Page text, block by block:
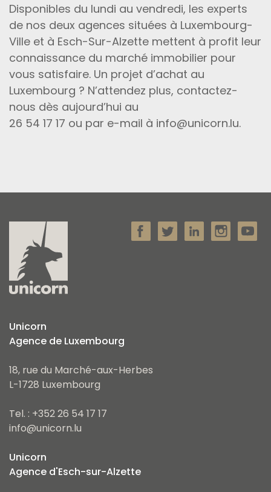
Disponibles du lundi au vendredi, les experts
de nos deux agences situées à Luxembourg-
Ville et à Esch-Sur-Alzette mettent à profit leur
connaissance du marché immobilier pour
vous satisfaire. Un projet d’achat au
Luxembourg ? N’attendez plus, contactez-
nous dès aujourd’hui au
26 54 17 17 ou par e-mail à info@unicorn.lu.
Unicorn
Agence de Luxembourg
18, rue du Marché-aux-Herbes
L-1728 Luxembourg
Tel. : +352 26 54 17 17
info@unicorn.lu
Unicorn
Agence d'Esch-sur-Alzette